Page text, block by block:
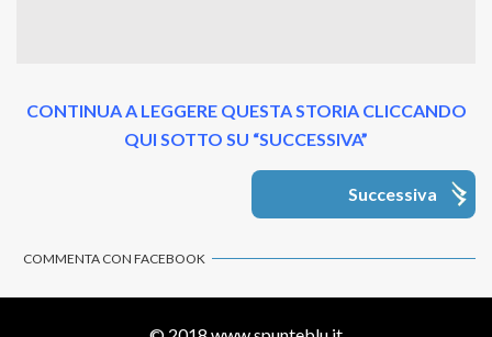
CONTINUA A LEGGERE QUESTA STORIA CLICCANDO
QUI SOTTO SU “SUCCESSIVA”
Successiva
COMMENTA CON FACEBOOK